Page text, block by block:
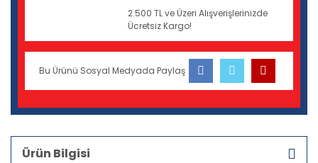
2.500 TL ve Üzeri Alışverişlerinizde
Ücretsiz Kargo!
Bu Ürünü Sosyal Medyada Paylaş
Ürün Bilgisi